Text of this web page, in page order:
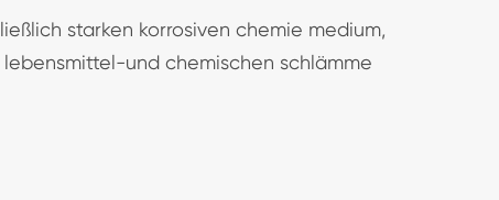
starken korrosiven chemie medium,
und chemischen schlämme